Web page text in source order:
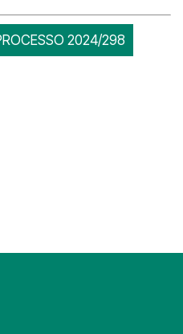
2024/298